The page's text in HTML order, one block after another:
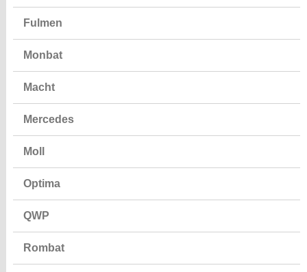
Fulmen
Monbat
Macht
Mercedes
Moll
Optima
QWP
Rombat